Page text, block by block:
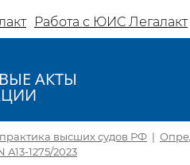
Работа с ЮИС Легалакт
АКТЫ
высших судов РФ |
А13-1275/2023